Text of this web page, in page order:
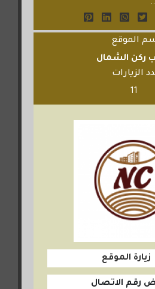
الموقع
ركن الشمال
الزيارات
11
زيارة الموقع
رقم الاتصال